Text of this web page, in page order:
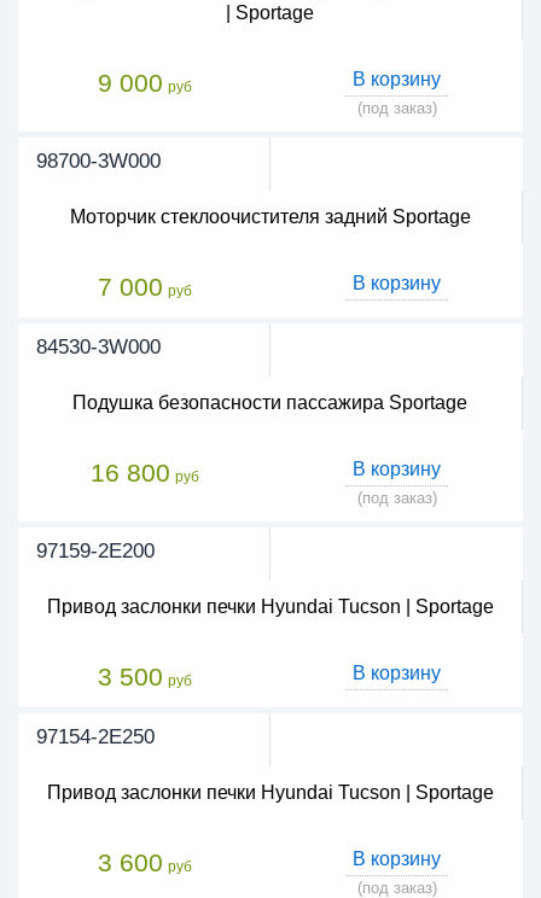
| Sportage
9 000 руб В корзину
(под заказ)
98700-3W000
Моторчик стеклоочистителя задний Sportage
7 000 руб В корзину
84530-3W000
Подушка безопасности пассажира Sportage
16 800 руб В корзину
(под заказ)
97159-2E200
Привод заслонки печки Hyundai Tucson | Sportage
3 500 руб В корзину
97154-2E250
Привод заслонки печки Hyundai Tucson | Sportage
3 600 руб В корзину
(под заказ)